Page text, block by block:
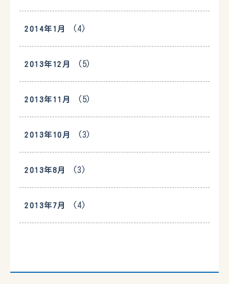
2014年1月 (4)
2013年12月 (5)
2013年11月 (5)
2013年10月 (3)
2013年8月 (3)
2013年7月 (4)